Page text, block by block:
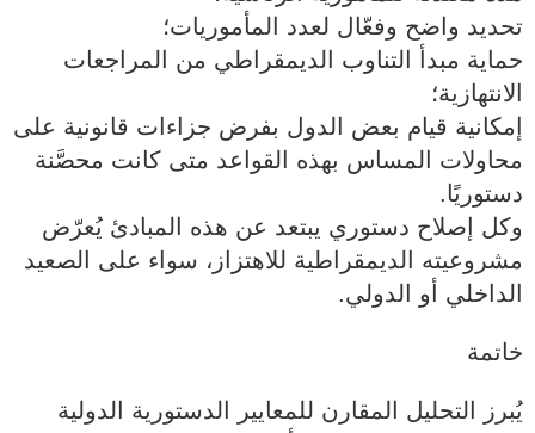
تحديد واضح وفعّال لعدد المأموريات؛
حماية مبدأ التناوب الديمقراطي من المراجعات
الانتهازية؛
إمكانية قيام بعض الدول بفرض جزاءات قانونية على
محاولات المساس بهذه القواعد متى كانت محصَّنة
دستوريًا.
وكل إصلاح دستوري يبتعد عن هذه المبادئ يُعرّض
مشروعيته الديمقراطية للاهتزاز، سواء على الصعيد
الداخلي أو الدولي.
خاتمة
يُبرز التحليل المقارن للمعايير الدستورية الدولية